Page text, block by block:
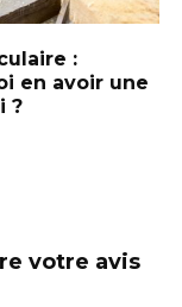
:
en avoir une
?
votre avis